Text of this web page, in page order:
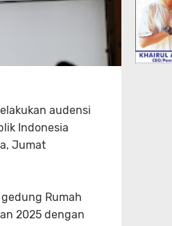
audensi
Indonesia
Jumat
Rumah
2025 dengan